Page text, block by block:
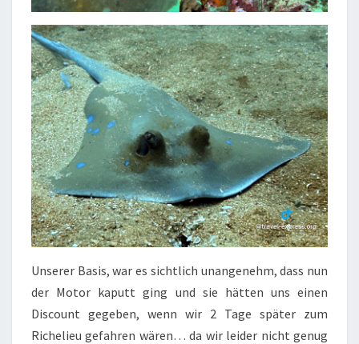
Unserer Basis, war es sichtlich unangenehm, dass nun
der Motor kaputt ging und sie hätten uns einen
Discount gegeben, wenn wir 2 Tage später zum
Richelieu gefahren wären… da wir leider nicht genug